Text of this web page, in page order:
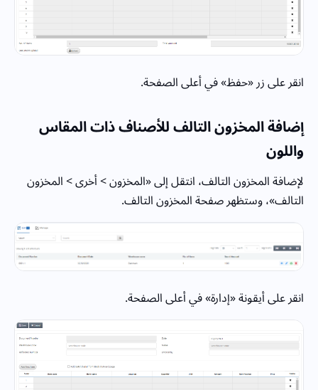
انقر على زر «حفظ» في أعلى الصفحة.
إضافة المخزون التالف للأصناف ذات المقاس
واللون
لإضافة المخزون التالف، انتقل إلى «المخزون > أخرى > المخزون
التالف»، وستظهر صفحة المخزون التالف.
انقر على أيقونة «إدارة» في أعلى الصفحة.